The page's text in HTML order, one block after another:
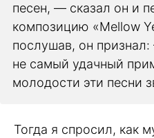
песен, — сказал он и
композицию «Mellow
послушав, он
не самый удачный
молодости эти песни
Тогда я спросил, как